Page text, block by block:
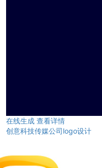
在线生成 查看详情
创意科技传媒公司logo设计